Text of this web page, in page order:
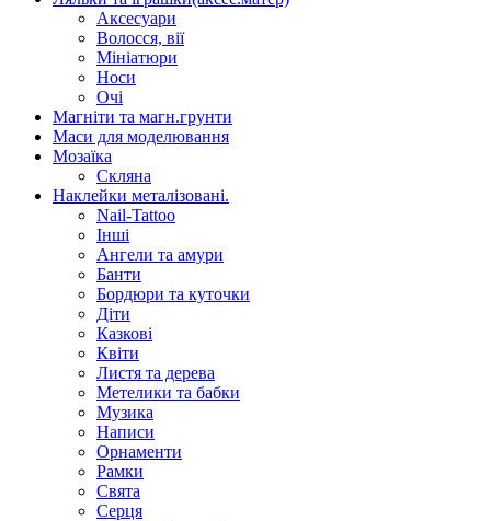
Аксесуари
Волосся, вії
Мініатюри
Носи
Очі
Магніти та магн.грунти
Маси для моделювання
Мозаїка
Скляна
Наклейки металізовані.
Nail-Tattoo
Інші
Ангели та амури
Банти
Бордюри та куточки
Діти
Казкові
Квіти
Листя та дерева
Метелики та бабки
Музика
Написи
Орнаменти
Рамки
Свята
Серця